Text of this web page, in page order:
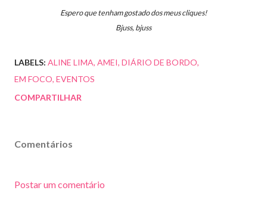
Espero que tenham gostado dos meus cliques!
Bjuss, bjuss
LABELS: ALINE LIMA AMEI DIÁRIO DE BORDO
EM FOCO EVENTOS
COMPARTILHAR
Comentários
Postar um comentário